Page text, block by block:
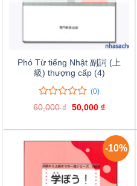
Phó Từ tiếng Nhật 副詞 (上
級) thượng cấp (4)
0
trên
0
giá
(0)
60,000₫ Giá
60,000 ₫.
50,000 ₫Giá
là:
50,000 ₫.
-10%